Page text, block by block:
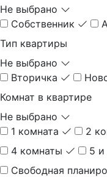
Не выбрано
Собственник
Тип квартиры
Не выбрано
Вторичка
Комнат в квартире
Не выбрано
1 комната
2
4 комнаты
5 и
Свободная